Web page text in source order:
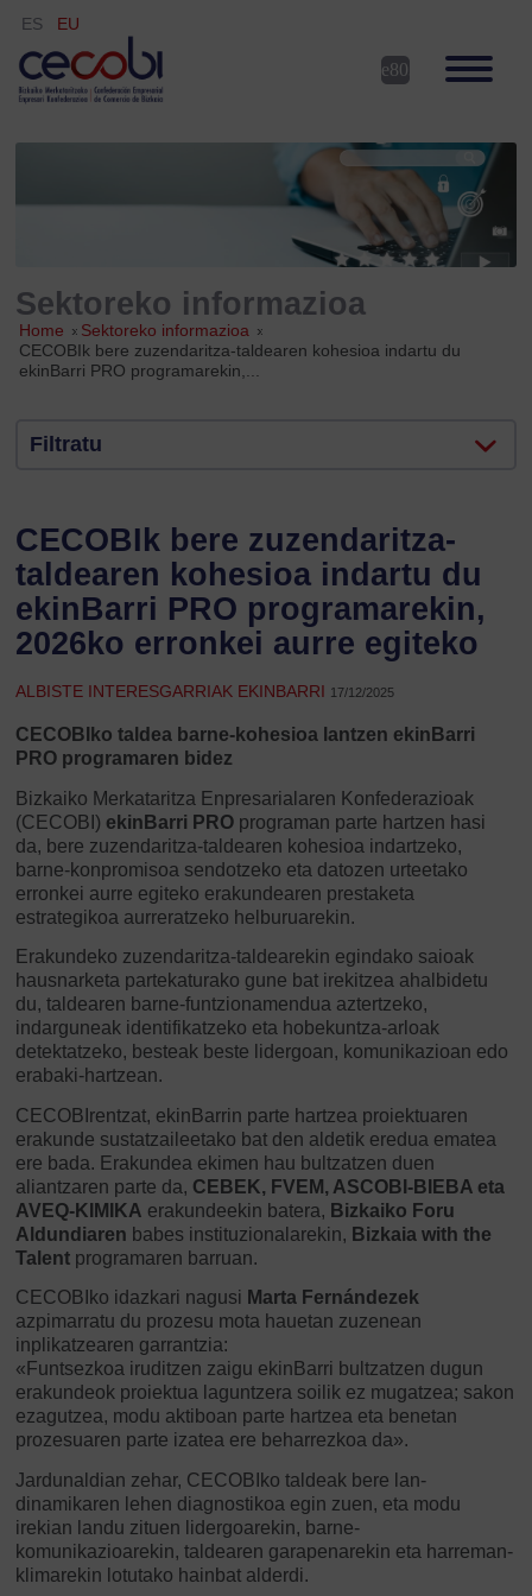
ES EU
Sektoreko informazioa
Home » Sektoreko informazioa »
CECOBIk bere zuzendaritza-taldearen kohesioa indartu du
ekinBarri PRO programarekin,...
Filtratu
CECOBIk bere zuzendaritza-
taldearen kohesioa indartu du
ekinBarri PRO programarekin,
2026ko erronkei aurre egiteko
ALBISTE INTERESGARRIAK EKINBARRI 17/12/2025
CECOBIko taldea barne-kohesioa lantzen ekinBarri
PRO programaren bidez
Bizkaiko Merkataritza Enpresarialaren Konfederazioak
(CECOBI) ekinBarri PRO programan parte hartzen hasi
da, bere zuzendaritza-taldearen kohesioa indartzeko,
barne-konpromisoa sendotzeko eta datozen urteetako
erronkei aurre egiteko erakundearen prestaketa
estrategikoa aurreratzeko helburuarekin.
Erakundeko zuzendaritza-taldearekin egindako saioak
hausnarketa partekaturako gune bat irekitzea ahalbidetu
du, taldearen barne-funtzionamendua aztertzeko,
indarguneak identifikatzeko eta hobekuntza-arloak
detektatzeko, besteak beste lidergoan, komunikazioan edo
erabaki-hartzean.
CECOBIrentzat, ekinBarrin parte hartzea proiektuaren
erakunde sustatzaileetako bat den aldetik eredua ematea
ere bada. Erakundea ekimen hau bultzatzen duen
aliantzaren parte da, CEBEK, FVEM, ASCOBI-BIEBA eta
AVEQ-KIMIKA erakundeekin batera, Bizkaiko Foru
Aldundiaren babes instituzionalarekin, Bizkaia with the
Talent programaren barruan.
CECOBIko idazkari nagusi Marta Fernándezek
azpimarratu du prozesu mota hauetan zuzenean
inplikatzearen garrantzia:
«Funtsezkoa iruditzen zaigu ekinBarri bultzatzen dugun
erakundeok proiektua laguntzera soilik ez mugatzea; sakon
ezagutzea, modu aktiboan parte hartzea eta benetan
prozesuaren parte izatea ere beharrezkoa da».
Jardunaldian zehar, CECOBIko taldeak bere lan-
dinamikaren lehen diagnostikoa egin zuen, eta modu
irekian landu zituen lidergoarekin, barne-
komunikazioarekin, taldearen garapenarekin eta harreman-
klimarekin lotutako hainbat alderdi.